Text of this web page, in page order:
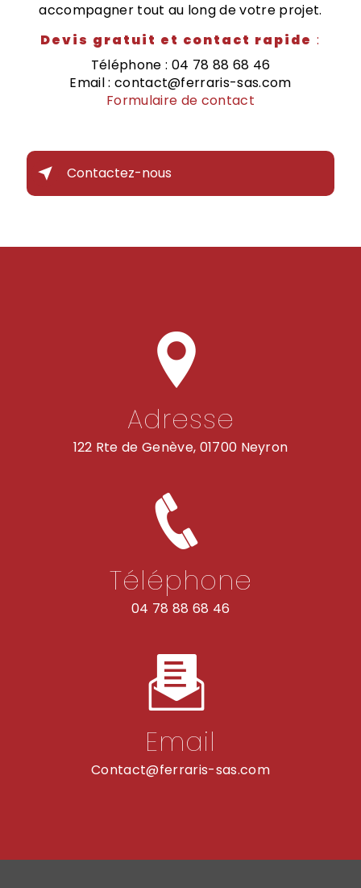
accompagner tout au long de votre projet.
Devis gratuit et contact rapide :
Téléphone : 04 78 88 68 46
Email : contact@ferraris-sas.com
Formulaire de contact
Contactez-nous
Adresse
122 Rte de Genève, 01700 Neyron
Téléphone
04 78 88 68 46
Email
contact@ferraris-sas.com